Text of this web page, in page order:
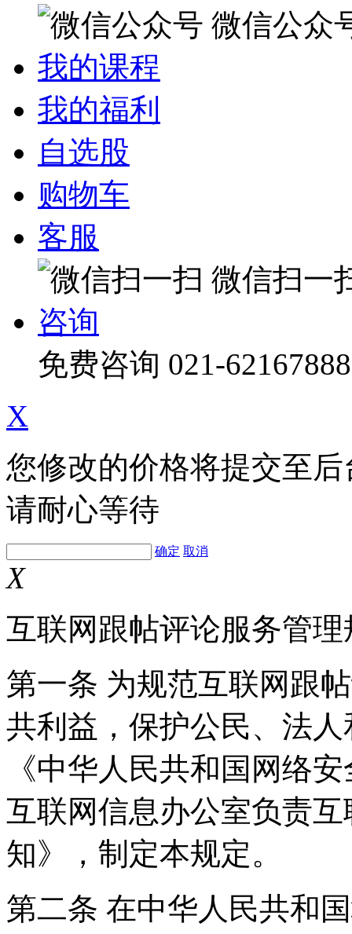
微信公众
我的课程
我的福利
自选股
购物车
客服
微信扫一
咨询
免费咨询 021-62167888
X
您修改的价格将提交至
请耐心等待
确定 取消
X
互联网跟帖评论服务管理
第一条 为规范互联网跟
共利益，保护公民、法
《中华人民共和国网络
互联网信息办公室负责
知》，制定本规定。
第二条 在中华人民共和